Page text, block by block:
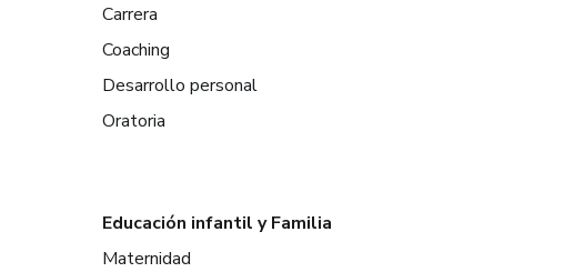
Carrera
Coaching
Desarrollo personal
Oratoria
Educación infantil y Familia
Maternidad